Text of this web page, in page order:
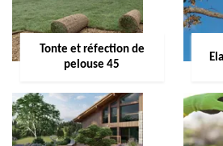
Tonte et réfection de
pelouse 45